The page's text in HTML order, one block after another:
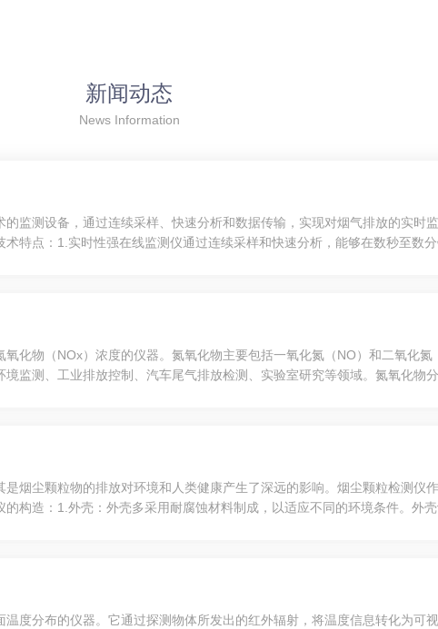
新闻动态
News Information
监测设备，通过连续采样、快速分析和数据传输，实现对烟气排放的实时
特点：1.实时性强在线监测仪通过连续采样和快速分析，能够在数秒至数
化物（NOx）浓度的仪器。氮氧化物主要包括一氧化氮（NO）和二氧化氮
监测、工业排放控制、汽车尾气排放检测、实验室研究等领域。氮氧化物
烟尘颗粒物的排放对环境和人类健康产生了深远的影响。烟尘颗粒检测仪
构造：1.外壳：外壳多采用耐腐蚀材料制成，以适应不同的环境条件。外
度分布的仪器。它通过探测物体所发出的红外辐射，将温度信息转化为可